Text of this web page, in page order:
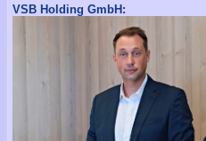
VSB Holding GmbH: